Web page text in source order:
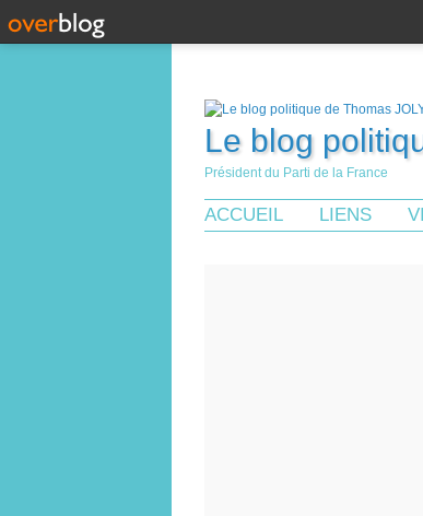
Le blog
Président du Parti de la France
ACCUEIL LIENS